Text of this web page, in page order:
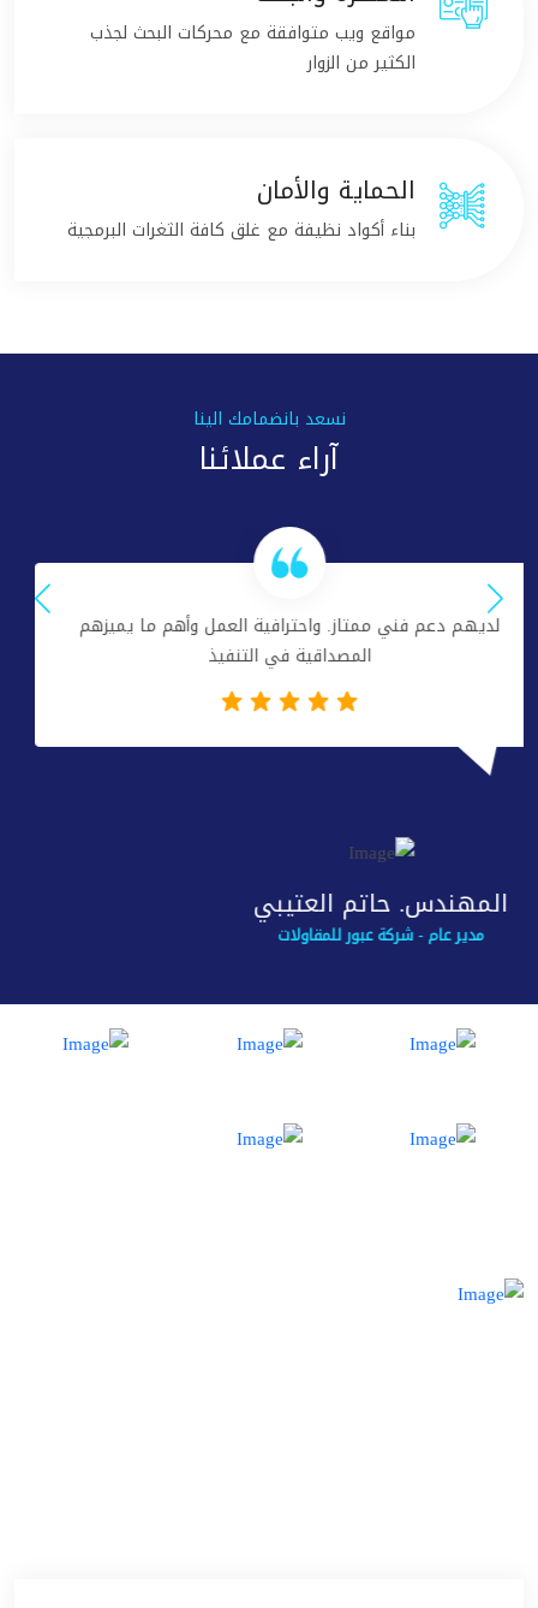
مواقع ويب متوافقة مع محركات البحث لجذب
الكثير من الزوار
الحماية والأمان
بناء أكواد نظيفة مع غلق كافة الثغرات البرمجية
نسعد بانضمامك الينا
آراء عملائنا
لديهم دعم فني ممتاز. نشكرهم على احترافيتهم ونتمنى
لهم النجاح
أ.سيد مجاهد
مدير مشاريع- شركة آد للهندسة